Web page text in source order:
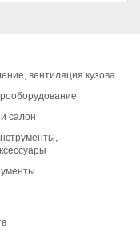
вентиляция кузова
и салон